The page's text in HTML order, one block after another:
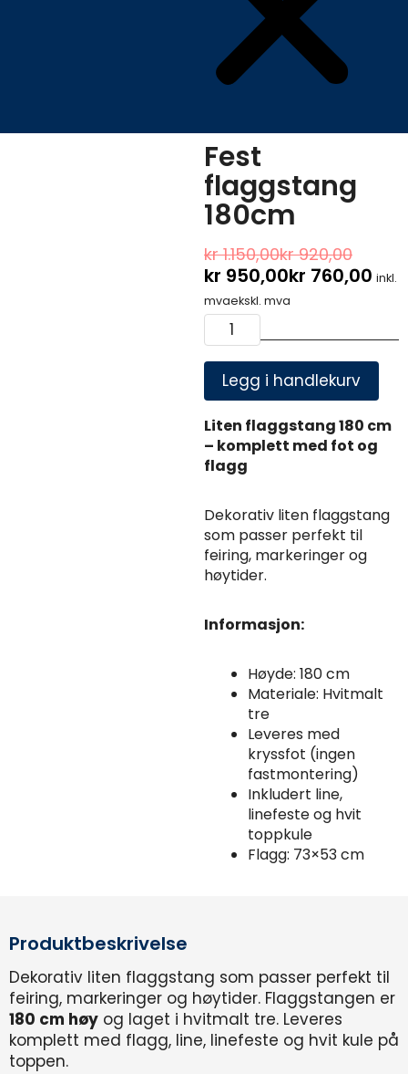
Fest
flaggstang
180cm
kr1.150,00kr920,00
pris
kr 950,00kr 760,00 pris
inkl.
mvaekskl. mva
Fest
flaggstang
antallLegg i handlekurv
Liten flaggstang 180 cm
– komplett med fot og
flagg
Dekorativ liten flaggstang
som passer perfekt til
feiring, markeringer og
høytider.
Informasjon:
Høyde: 180 cm
Materiale: Hvitmalt
tre
Leveres med
kryssfot (ingen
fastmontering)
Inkludert line,
linefeste og hvit
toppkule
Flagg: 73×53 cm
Produktbeskrivelse
Dekorativ liten flaggstang som passer perfekt til
feiring, markeringer og høytider. Flaggstangen er
180 cm høy og laget i hvitmalt tre. Leveres
komplett med flagg, line, linefeste og hvit kule på
toppen.